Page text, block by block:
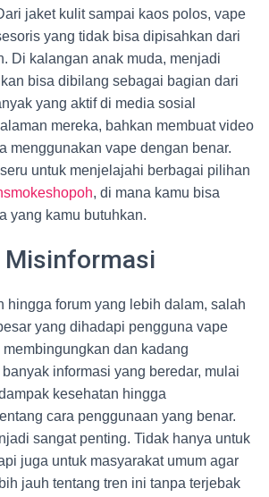
jaket kulit sampai kaos polos, vape
yang tidak bisa dipisahkan dari
Di kalangan anak muda, menjadi
bisa dibilang sebagai bagian dari
yang aktif di media sosial
mereka, bahkan membuat video
menggunakan vape dengan benar.
untuk menjelajahi berbagai pilihan
, di mana kamu bisa
yang kamu butuhkan.
Misinformasi
hingga forum yang lebih dalam, salah
yang dihadapi pengguna vape
dan kadang
informasi yang beredar, mulai
kesehatan hingga
cara penggunaan yang benar.
sangat penting. Tidak hanya untuk
juga untuk masyarakat umum agar
jauh tentang tren ini tanpa terjebak